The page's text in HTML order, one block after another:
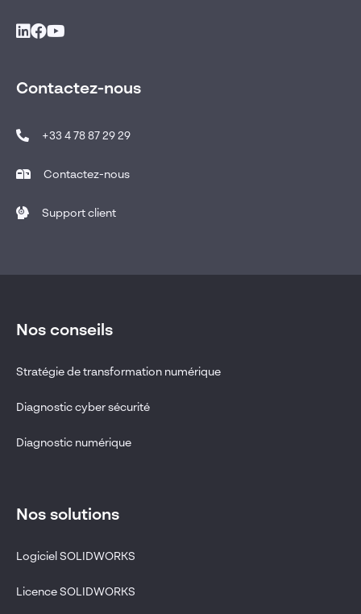
Contactez-nous
+33 4 78 87 29 29
Contactez-nous
Support client
Nos conseils
Stratégie de transformation numérique
Diagnostic cyber sécurité
Diagnostic numérique
Nos solutions
Logiciel SOLIDWORKS
Licence SOLIDWORKS